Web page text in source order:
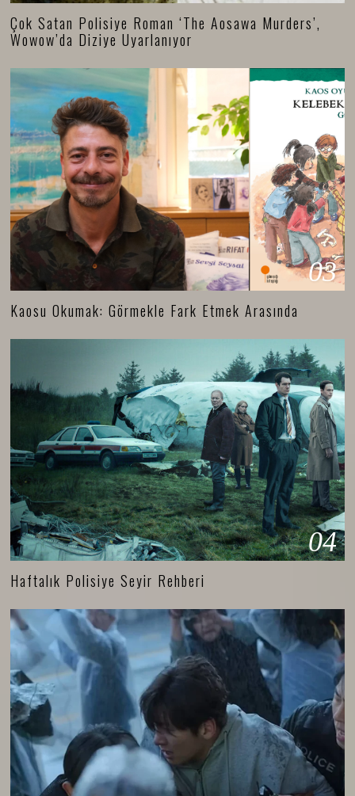
Çok Satan Polisiye Roman ‘The Aosawa Murders’,
Wowow’da Diziye Uyarlanıyor
03
Kaosu Okumak: Görmekle Fark Etmek Arasında
04
Haftalık Polisiye Seyir Rehberi